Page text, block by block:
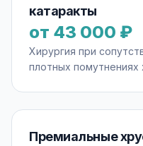
катаракты
от 43 000 ₽
Хирургия при
плотных помутнениях
Премиальные